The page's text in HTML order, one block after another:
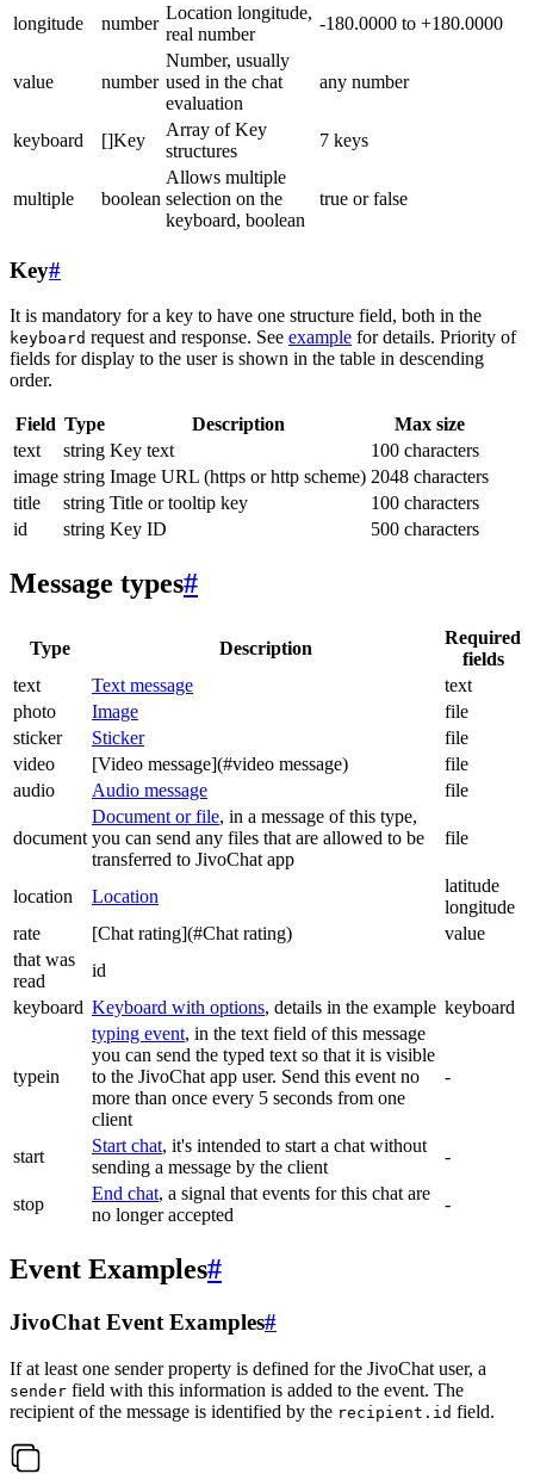
longitude
number
Location longitude,
real number
-180.0000 to +180.0000
value number
Number, usually
used in the chat
evaluation
any number
keyboard []Key
Array of Key
structures
7 keys
multiple boolean
Allows multiple
selection on the
keyboard, boolean
true or false
Key#
It is mandatory for a key to have one structure field, both in the
keyboard request and response. See example for details. Priority of
fields for display to the user is shown in the table in descending
order.
Field Type Description
Max size
text
string Key text
100 characters
image string Image URL (https or http scheme) 2048 characters
title
string Title or tooltip key
100 characters
id
string Key ID 500 characters
Message types#
Type Description
Required
fields
text
Text message
text
photo
Image
file
sticker
Sticker
file
video
[Video message](#video message)
file
audio
Audio message file
document
Document or file, in a message of this type,
you can send any files that are allowed to be
transferred to JivoChat app
file
location Location
latitude
longitude
rate
[Chat rating](#Chat rating)
value
that was
read
id
keyboard Keyboard with options, details in the example keyboard
typein
typing event, in the text field of this message
you can send the typed text so that it is visible
to the JivoChat app user. Send this event no
more than once every 5 seconds from one
client
-
start
Start chat, it's intended to start a chat without
sending a message by the client
-
stop
End chat, a signal that events for this chat are
no longer accepted
-
Event Examples#
JivoChat Event Examples#
If at least one sender property is defined for the JivoChat user, a
sender field with this information is added to the event. The
recipient of the message is identified by the recipient.id field.